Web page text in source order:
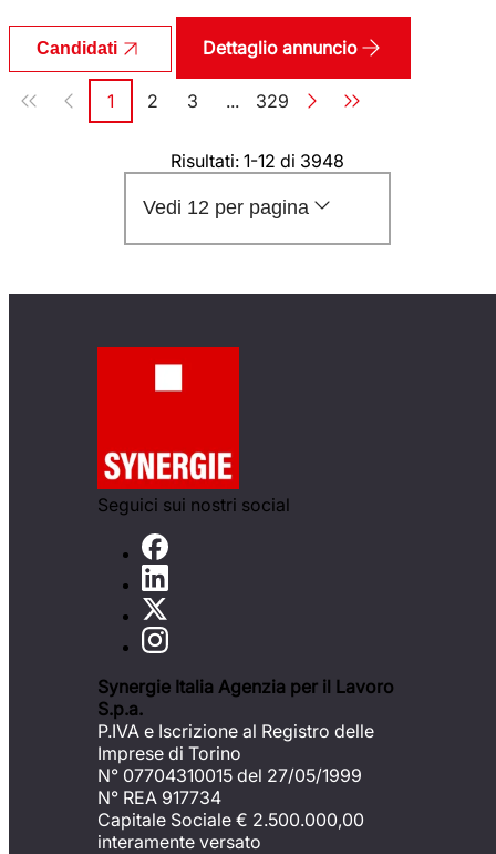
Candidati Dettaglio annuncio
Paginazione
Pagina
1 Pagina
2 Pagina
3 ... Pagina
329
Risultati: 1-12 di 3948
Vedi 12 per pagina
Seguici sui nostri social
Synergie Italia Agenzia per il Lavoro
S.p.a.
P.IVA e Iscrizione al Registro delle
Imprese di Torino
N° 07704310015 del 27/05/1999
N° REA 917734
Capitale Sociale € 2.500.000,00
interamente versato